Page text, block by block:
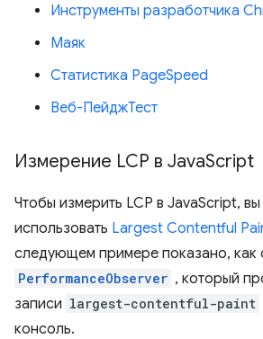
Инструменты разработчика
Маяк
Статистика PageSpeed
Веб-ПейджТест
Измерение LCP в JavaScript
Чтобы измерить LCP в JavaScript,
использовать Largest Contentful
следующем примере показано, как
PerformanceObserver , который
записи largest-contentful-paint
консоль.